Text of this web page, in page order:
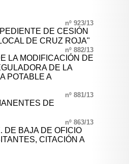
nº 923/13
DE CESIÓN
DE CRUZ ROJA"
nº 882/13
LA MODIFICACIÓN DE
DE LA
POTABLE A
nº 881/13
DE
nº 863/13
DE BAJA DE OFICIO
CITACIÓN A